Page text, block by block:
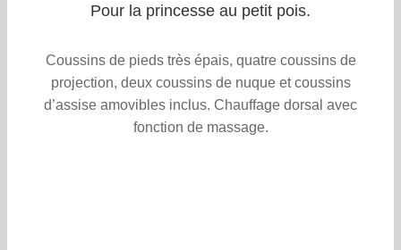
Pour la princesse au petit pois.
Coussins de pieds très épais, quatre coussins de
projection, deux coussins de nuque et coussins
d’assise amovibles inclus. Chauffage dorsal avec
fonction de massage.